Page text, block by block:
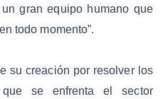
gran equipo humano que
todo momento”.
su creación por resolver los
se enfrenta el sector